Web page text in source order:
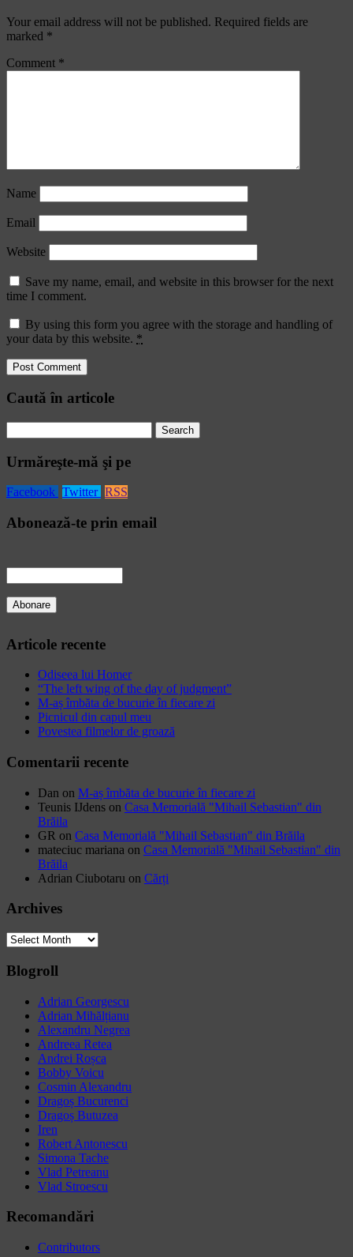
Your email address will not be published. Required fields are
marked *
Comment *
Name
Email
Website
Save my name, email, and website in this browser for the next
time I comment.
By using this form you agree with the storage and handling of
your data by this website. *
Caută în articole
for:
Urmăreşte-mă şi pe
Facebook Twitter RSS
Abonează-te prin email
Articole recente
Odiseea lui Homer
“The left wing of the day of judgment”
M-aș îmbăta de bucurie în fiecare zi
Picnicul din capul meu
Povestea filmelor de groază
Comentarii recente
Dan on M-aș îmbăta de bucurie în fiecare zi
Teunis IJdens on Casa Memorială "Mihail Sebastian" din
Brăila
GR on Casa Memorială "Mihail Sebastian" din Brăila
mateciuc mariana on Casa Memorială "Mihail Sebastian" din
Brăila
Adrian Ciubotaru on Cărți
Archives
Archives
Blogroll
Adrian Georgescu
Adrian Mihălțianu
Alexandru Negrea
Andreea Retea
Andrei Roșca
Bobby Voicu
Cosmin Alexandru
Dragoș Bucurenci
Dragoș Butuzea
Iren
Robert Antonescu
Simona Tache
Vlad Petreanu
Vlad Stroescu
Recomandări
Contributors